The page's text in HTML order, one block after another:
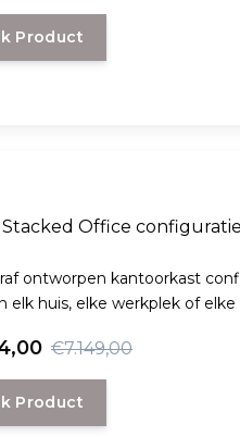
Product
Office
ontworpen kantoorkast
elk huis, elke werkplek of
€7.149,00
Product